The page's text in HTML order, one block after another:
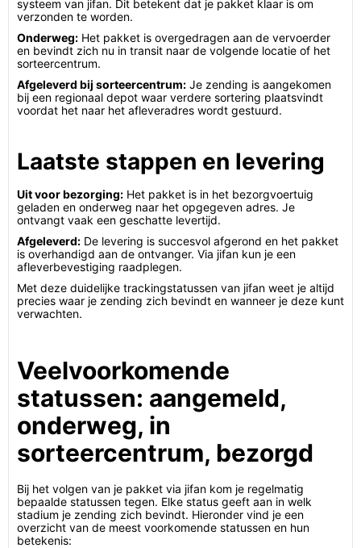
systeem van jifan. Dit betekent dat je pakket klaar is om
verzonden te worden.
Onderweg: Het pakket is overgedragen aan de vervoerder
en bevindt zich nu in transit naar de volgende locatie of het
sorteercentrum.
Afgeleverd bij sorteercentrum: Je zending is aangekomen
bij een regionaal depot waar verdere sortering plaatsvindt
voordat het naar het afleveradres wordt gestuurd.
Laatste stappen en levering
Uit voor bezorging: Het pakket is in het bezorgvoertuig
geladen en onderweg naar het opgegeven adres. Je
ontvangt vaak een geschatte levertijd.
Afgeleverd: De levering is succesvol afgerond en het pakket
is overhandigd aan de ontvanger. Via jifan kun je een
afleverbevestiging raadplegen.
Met deze duidelijke trackingstatussen van jifan weet je altijd
precies waar je zending zich bevindt en wanneer je deze kunt
verwachten.
Veelvoorkomende
statussen: aangemeld,
onderweg, in
sorteercentrum, bezorgd
Bij het volgen van je pakket via jifan kom je regelmatig
bepaalde statussen tegen. Elke status geeft aan in welk
stadium je zending zich bevindt. Hieronder vind je een
overzicht van de meest voorkomende statussen en hun
betekenis: